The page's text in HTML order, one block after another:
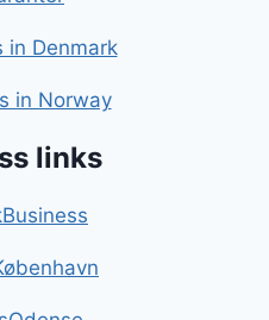
in Denmark
in Norway
links